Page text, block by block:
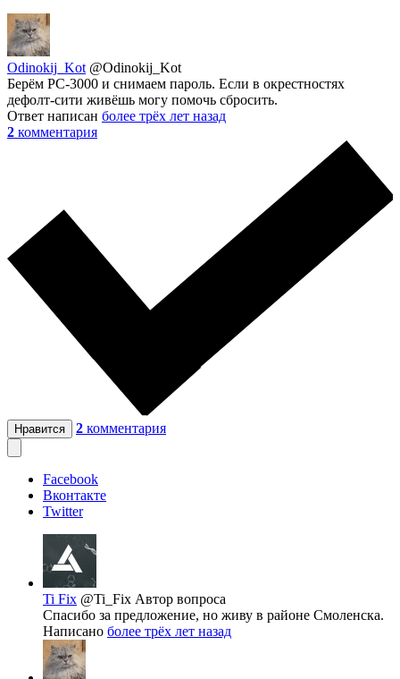
Odinokij_Kot @Odinokij_Kot
Берём РС-3000 и снимаем пароль. Если в окрестностях
дефолт-сити живёшь могу помочь сбросить.
Ответ написан более трёх лет назад
2 комментария
Нравится 2 комментария
Facebook
Вконтакте
Twitter
Ti Fix @Ti_Fix Автор вопроса
Спасибо за предложение, но живу в районе Смоленска.
Написано более трёх лет назад